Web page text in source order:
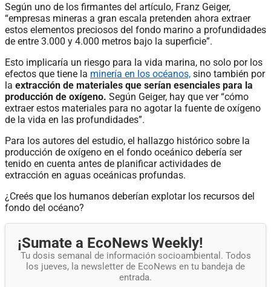
Según uno de los firmantes del artículo, Franz Geiger,
“empresas mineras a gran escala pretenden ahora extraer
estos elementos preciosos del fondo marino a profundidades
de entre 3.000 y 4.000 metros bajo la superficie”.
Esto implicaría un riesgo para la vida marina, no solo por los
efectos que tiene la minería en los océanos, sino también por
la extracción de materiales que serían esenciales para la
producción de oxígeno. Según Geiger, hay que ver “cómo
extraer estos materiales para no agotar la fuente de oxígeno
de la vida en las profundidades”.
Para los autores del estudio, el hallazgo histórico sobre la
producción de oxígeno en el fondo oceánico debería ser
tenido en cuenta antes de planificar actividades de
extracción en aguas oceánicas profundas.
¿Creés que los humanos deberían explotar los recursos del
fondo del océano?
¡Sumate a EcoNews Weekly!
Tu dosis semanal de información socioambiental. Todos
los jueves, la newsletter de EcoNews en tu bandeja de
entrada.